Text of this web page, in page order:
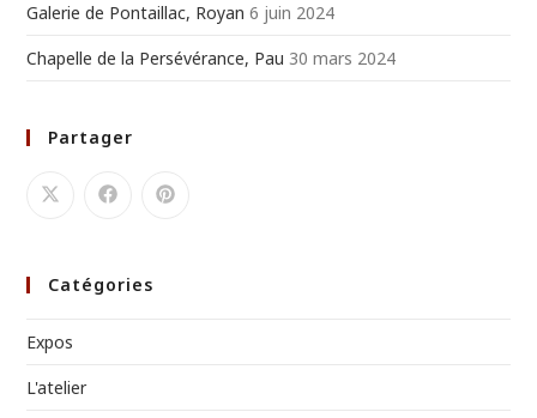
Galerie de Pontaillac, Royan 6 juin 2024
Chapelle de la Persévérance, Pau 30 mars 2024
Partager
Catégories
Expos
L'atelier